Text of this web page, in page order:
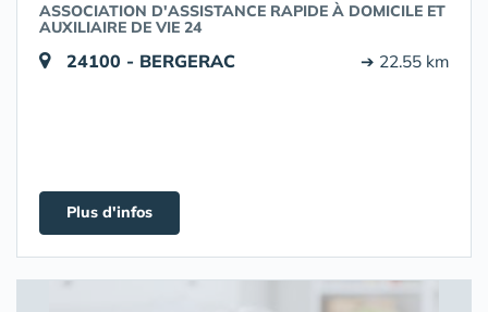
ASSOCIATION D'ASSISTANCE RAPIDE À DOMICILE ET
AUXILIAIRE DE VIE 24
24100 - BERGERAC ➔ 22.55 km
Plus d'infos